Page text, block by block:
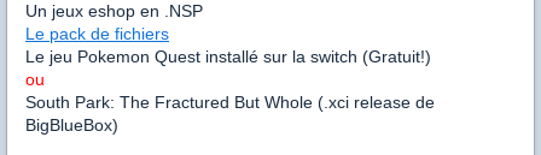
Un jeux eshop en .NSP
Le pack de fichiers
Le jeu Pokemon Quest installé sur la switch (Gratuit!)
ou
South Park: The Fractured But Whole (.xci release de
BigBlueBox)